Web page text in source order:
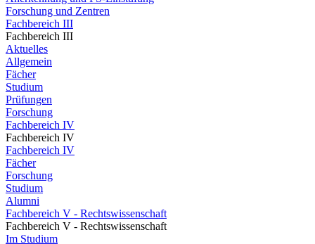
Forschung und Zentren
Fachbereich III
Fachbereich III
Aktuelles
Allgemein
Fächer
Studium
Prüfungen
Forschung
Fachbereich IV
Fachbereich IV
Fachbereich IV
Fächer
Forschung
Studium
Alumni
Fachbereich V - Rechtswissenschaft
Fachbereich V - Rechtswissenschaft
Im Studium